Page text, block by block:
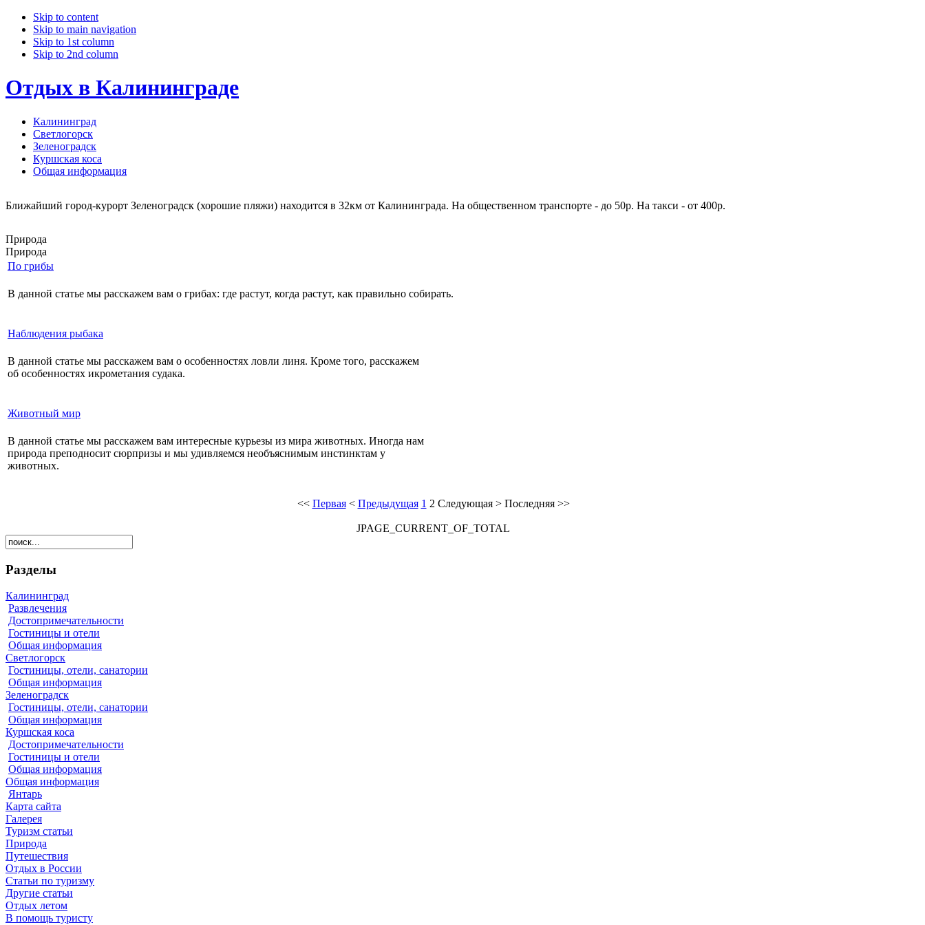
Skip to content
Skip to main navigation
Skip to 1st column
Skip to 2nd column
Отдых в Калининграде
Калининград
Светлогорск
Зеленоградск
Куршская коса
Общая информация
Ближайший город-курорт Зеленоградск (хорошие пляжи) находится в 32км от Калининграда. На общественном транспорте - до 50р. На такси - от 400р.
Природа
Природа
По грибы
В данной статье мы расскажем вам о грибах: где растут, когда растут, как правильно собирать.
Наблюдения рыбака
В данной статье мы расскажем вам о особенностях ловли линя. Кроме того, расскажем
об особенностях икрометания судака.
Животный мир
В данной статье мы расскажем вам интересные курьезы из мира животных. Иногда нам
природа преподносит сюрпризы и мы удивляемся необъяснимым инстинктам у
животных.
<< Первая< Предыдущая 1 2 Следующая> Последняя>>
JPAGE_CURRENT_OF_TOTAL
Разделы
Калининград
Развлечения
Достопримечательности
Гостиницы и отели
Общая информация
Светлогорск
Гостиницы, отели, санатории
Общая информация
Зеленоградск
Гостиницы, отели, санатории
Общая информация
Куршская коса
Достопримечательности
Гостиницы и отели
Общая информация
Общая информация
Янтарь
Карта сайта
Галерея
Туризм статьи
Природа
Путешествия
Отдых в России
Статьи по туризму
Другие статьи
Отдых летом
В помощь туристу